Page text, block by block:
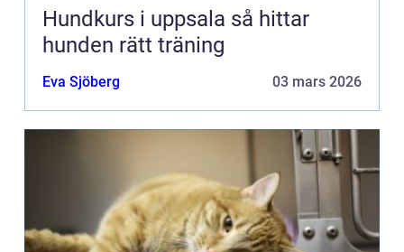
Hundkurs i uppsala så hittar
hunden rätt träning
Eva Sjöberg 03 mars 2026